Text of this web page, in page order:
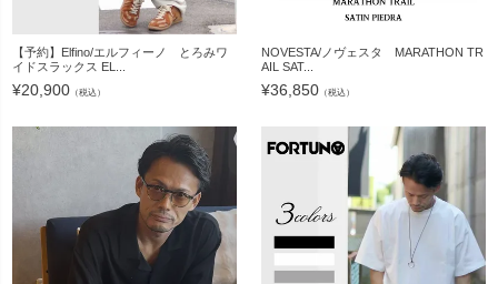
【予約】Elfino/エルフィーノ とろみワ
イドスラックス EL...
¥20,900 （税込）
NOVESTA/ノヴェスタ MARATHON TR
AIL SAT...
¥36,850 （税込）